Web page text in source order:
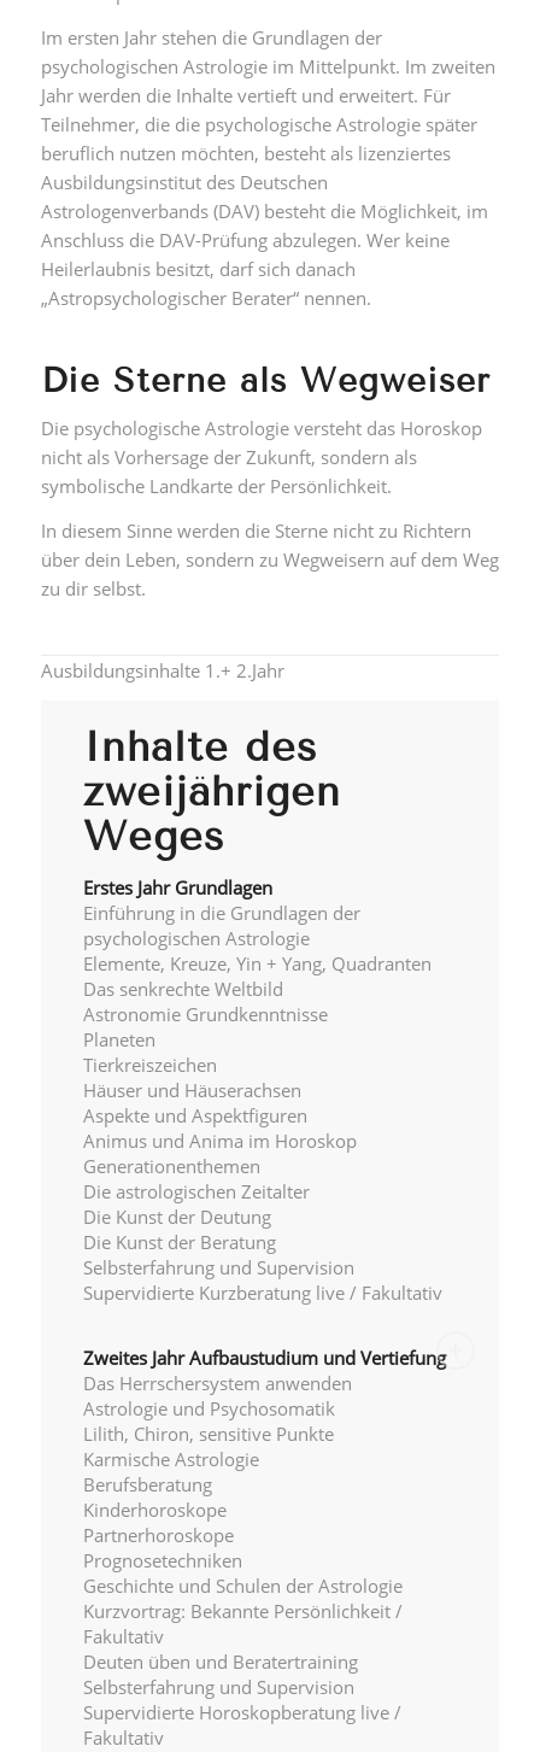
Im ersten Jahr stehen die Grundlagen der
psychologischen Astrologie im Mittelpunkt. Im zweiten
Jahr werden die Inhalte vertieft und erweitert. Für
Teilnehmer, die die psychologische Astrologie später
beruflich nutzen möchten, besteht als lizenziertes
Ausbildungsinstitut des Deutschen
Astrologenverbands (DAV) besteht die Möglichkeit, im
Anschluss die DAV-Prüfung abzulegen. Wer keine
Heilerlaubnis besitzt, darf sich danach
„Astropsychologischer Berater“ nennen.
Die Sterne als Wegweiser
Die psychologische Astrologie versteht das Horoskop
nicht als Vorhersage der Zukunft, sondern als
symbolische Landkarte der Persönlichkeit.
In diesem Sinne werden die Sterne nicht zu Richtern
über dein Leben, sondern zu Wegweisern auf dem Weg
zu dir selbst.
Ausbildungsinhalte 1.+ 2.Jahr
Inhalte des
zweijährigen
Weges
Erstes Jahr Grundlagen
Einführung in die Grundlagen der
psychologischen Astrologie
Elemente, Kreuze, Yin + Yang, Quadranten
Das senkrechte Weltbild
Astronomie Grundkenntnisse
Planeten
Tierkreiszeichen
Häuser und Häuserachsen
Aspekte und Aspektfiguren
Animus und Anima im Horoskop
Generationenthemen
Die astrologischen Zeitalter
Die Kunst der Deutung
Die Kunst der Beratung
Selbsterfahrung und Supervision
Supervidierte Kurzberatung live / Fakultativ
Zweites Jahr Aufbaustudium und Vertiefung
Das Herrschersystem anwenden
Astrologie und Psychosomatik
Lilith, Chiron, sensitive Punkte
Karmische Astrologie
Berufsberatung
Kinderhoroskope
Partnerhoroskope
Prognosetechniken
Geschichte und Schulen der Astrologie
Kurzvortrag: Bekannte Persönlichkeit /
Fakultativ
Deuten üben und Beratertraining
Selbsterfahrung und Supervision
Supervidierte Horoskopberatung live /
Fakultativ